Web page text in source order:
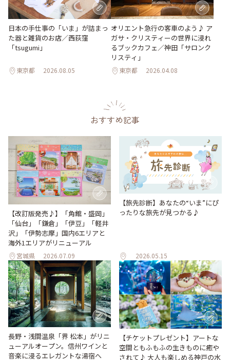
日本の手仕事の「いま」が詰まっ
た器と雑貨のお店／西荻窪
「tsugumi」
東京都 2026.08.05
オリエント急行の客車のよう♪ ア
ガサ・クリスティーの世界に浸れ
るブックカフェ／神田「サロンク
リスティ」
東京都 2026.04.08
おすすめ記事
【改訂版発売♪】「角館・盛岡」
「仙台」「鎌倉」「伊豆」「軽井
沢」「伊勢志摩」国内6エリアと
海外1エリアがリニューアル
宮城県 2026.07.09
【旅先診断】あなたの“いま”にぴ
ったりな旅先が見つかる♪
2026.05.15
長野・浅間温泉「界 松本」がリニ
ューアルオープン。信州ワインと
音楽に浸るエレガントな湯宿へ
【チケットプレゼント】アートな
空間ともふもふの生きものに癒や
されて♪ 大人も楽しめる神戸の水